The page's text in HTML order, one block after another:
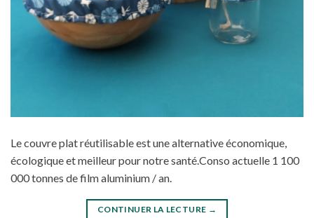
Le couvre plat réutilisable est une alternative économique,
écologique et meilleur pour notre santé.Conso actuelle 1 100
000 tonnes de film aluminium / an.
CONTINUER LA LECTURE →